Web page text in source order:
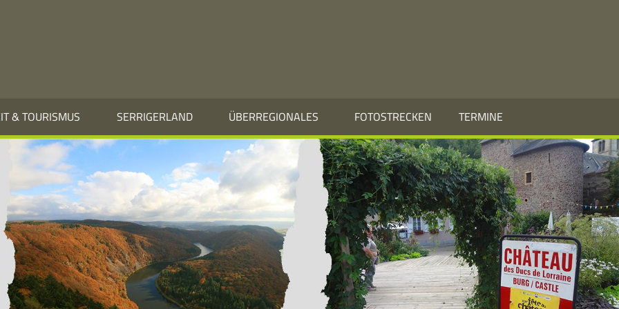
& TOURISMUS SERRIGERLAND ÜBERREGIONALES FOTOSTRECKEN TERMINE